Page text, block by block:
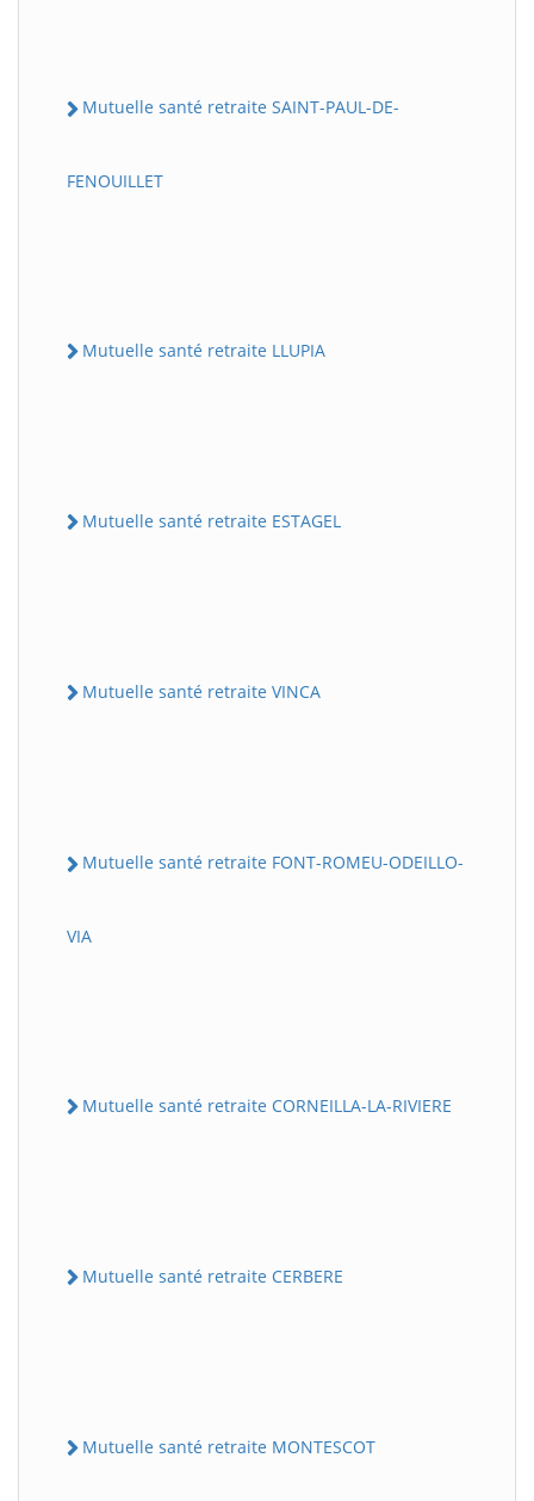
Mutuelle santé retraite SAINT-PAUL-DE-
FENOUILLET
Mutuelle santé retraite LLUPIA
Mutuelle santé retraite ESTAGEL
Mutuelle santé retraite VINCA
Mutuelle santé retraite FONT-ROMEU-ODEILLO-
VIA
Mutuelle santé retraite CORNEILLA-LA-RIVIERE
Mutuelle santé retraite CERBERE
Mutuelle santé retraite MONTESCOT